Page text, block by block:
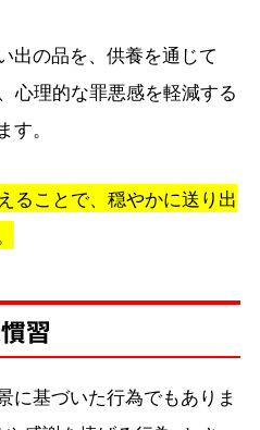
出の品を、供養を通じて
心理的な罪悪感を軽減する
。
ることで、穏やかに送り出
習
に基づいた行為でもありま